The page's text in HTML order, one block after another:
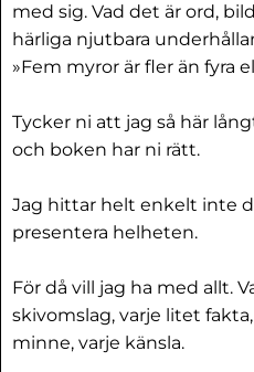
med sig. Vad det är ord,
härliga njutbara
»Fem myror är fler än fyra
Tycker ni att jag så här
och boken har ni rätt.
Jag hittar helt enkelt inte
presentera helheten.
För då vill jag ha med allt.
skivomslag, varje litet
minne, varje känsla.